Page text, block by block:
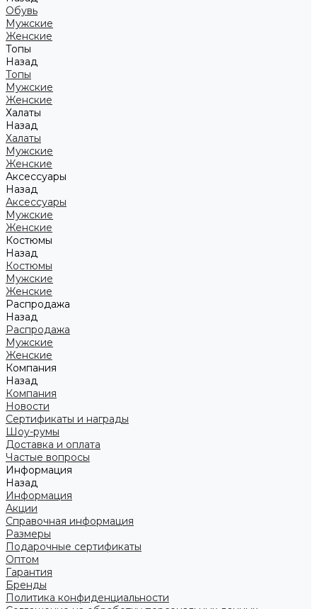
Обувь
Мужские
Женские
Топы
Назад
Топы
Мужские
Женские
Халаты
Назад
Халаты
Мужские
Женские
Аксессуары
Назад
Аксессуары
Мужские
Женские
Костюмы
Назад
Костюмы
Мужские
Женские
Распродажа
Назад
Распродажа
Мужские
Женские
Компания
Назад
Компания
Новости
Сертификаты и награды
Шоу-румы
Доставка и оплата
Частые вопросы
Информация
Назад
Информация
Акции
Справочная информация
Размеры
Подарочные сертификаты
Оптом
Гарантия
Бренды
Политика конфиденциальности